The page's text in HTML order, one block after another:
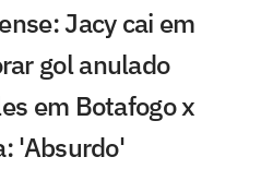
Jacy cai em
gol anulado
em Botafogo x
'Absurdo'